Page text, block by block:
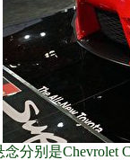
分别是Chevrolet